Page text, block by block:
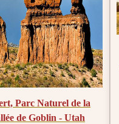
Parc Naturel de la
de Goblin - Utah